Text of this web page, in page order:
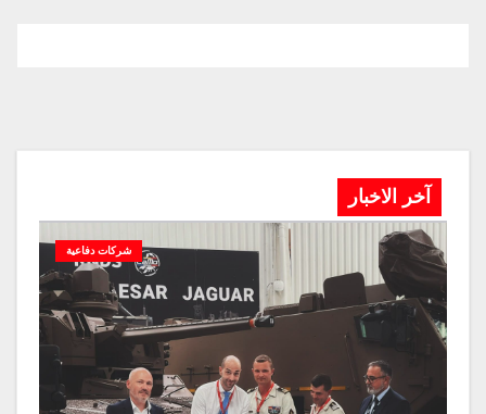
آخر الاخبار
شركات دفاعية